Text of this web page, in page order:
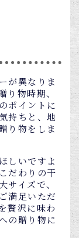
が異なりま
り物時期、
ポイントに
持ちと、地
り物をしま
しいですよ
だわりの干
イズで、
満足いただ
贅沢に味わ
の贈り物に